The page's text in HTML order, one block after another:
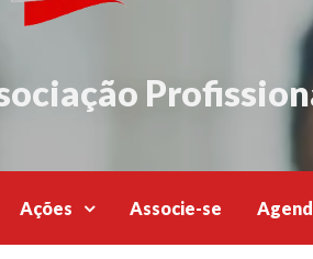
Ações Associe-se